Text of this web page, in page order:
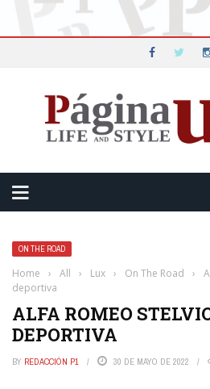
ON THE ROAD
Home › All › Lux › On The Road ›
deportiva
ALFA ROMEO
DEPORTIVA
BY REDACCIÓN P1 30 DE MAYO DE 2022